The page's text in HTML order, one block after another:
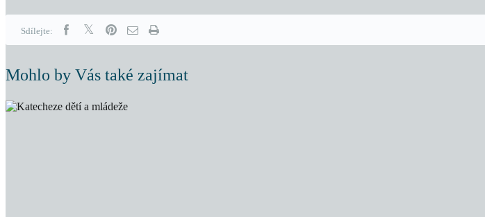
Sdílejte:
Mohlo by Vás také zajímat